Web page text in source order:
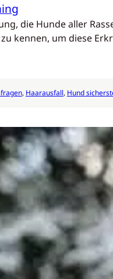
die Hunde aller
kennen, um diese
, Haarausfall, Hund